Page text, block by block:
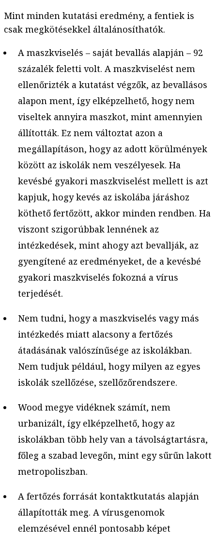
Mint minden kutatási eredmény, a fentiek is
csak megkötésekkel általánosíthatók.
A maszkviselés – saját bevallás alapján – 92
százalék feletti volt. A maszkviselést nem
ellenőrizték a kutatást végzők, az bevallásos
alapon ment, így elképzelhető, hogy nem
viseltek annyira maszkot, mint amennyien
állították. Ez nem változtat azon a
megállapításon, hogy az adott körülmények
között az iskolák nem veszélyesek. Ha
kevésbé gyakori maszkviselést mellett is azt
kapjuk, hogy kevés az iskolába járáshoz
köthető fertőzött, akkor minden rendben. Ha
viszont szigorúbbak lennének az
intézkedések, mint ahogy azt bevallják, az
gyengítené az eredményeket, de a kevésbé
gyakori maszkviselés fokozná a vírus
terjedését.
Nem tudni, hogy a maszkviselés vagy más
intézkedés miatt alacsony a fertőzés
átadásának valószínűsége az iskolákban.
Nem tudjuk például, hogy milyen az egyes
iskolák szellőzése, szellőzőrendszere.
Wood megye vidéknek számít, nem
urbanizált, így elképzelhető, hogy az
iskolákban több hely van a távolságtartásra,
főleg a szabad levegőn, mint egy sűrűn lakott
metropoliszban.
A fertőzés forrását kontaktkutatás alapján
állapították meg. A vírusgenomok
elemzésével ennél pontosabb képet